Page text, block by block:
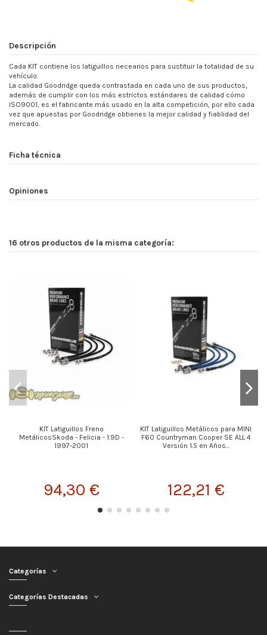
Descripción
Cada KIT contiene los latiguillos necearios para sustituir la totalidad de su
vehículo.
La calidad Goodridge queda contrastada en cada uno de sus productos,
además de cumplir con los más estrictos estándares de calidad cómo
ISO9001, es el fabricante más usado en la alta competición, por ello cada
vez que apuestas por Goodridge obtienes la mejor calidad y fiablidad del
mercado.
Ficha técnica
Opiniones
16 otros productos de la misma categoría:
KIT Latiguillos Freno
MetálicosSkoda - Felicia - 1.9D -
1997-2001
94,30 €
KIT Latiguillos Metálicos para MINI
F60 Countryman Cooper SE ALL 4
Versión 1.5 en Años...
122,21 €
Categorías
Categorías Destacadas